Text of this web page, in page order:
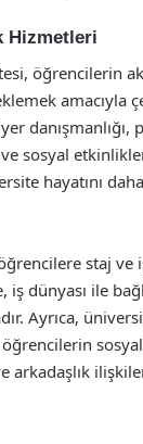
Hizmetleri
öğrencilerin
amacıyla
danışmanlığı,
sosyal
hayatını
staj ve
iş dünyası ile
Ayrıca,
arkadaşlık